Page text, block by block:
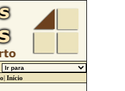
| Início